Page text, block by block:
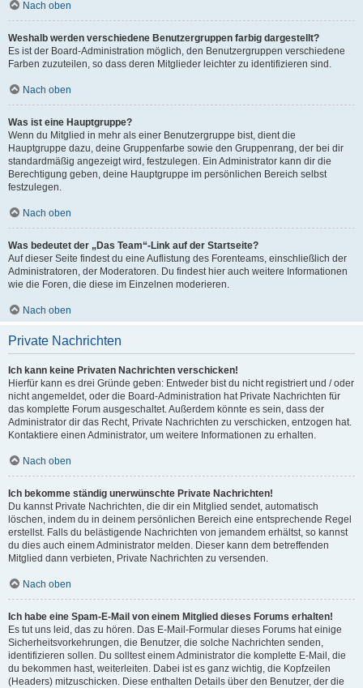
Nach oben
Weshalb werden verschiedene Benutzergruppen farbig dargestellt?
Es ist der Board-Administration möglich, den Benutzergruppen verschiedene
Farben zuzuteilen, so dass deren Mitglieder leichter zu identifizieren sind.
Nach oben
Was ist eine Hauptgruppe?
Wenn du Mitglied in mehr als einer Benutzergruppe bist, dient die
Hauptgruppe dazu, deine Gruppenfarbe sowie den Gruppenrang, der bei dir
standardmäßig angezeigt wird, festzulegen. Ein Administrator kann dir die
Berechtigung geben, deine Hauptgruppe im persönlichen Bereich selbst
festzulegen.
Nach oben
Was bedeutet der „Das Team“-Link auf der Startseite?
Auf dieser Seite findest du eine Auflistung des Forenteams, einschließlich der
Administratoren, der Moderatoren. Du findest hier auch weitere Informationen
wie die Foren, die diese im Einzelnen moderieren.
Nach oben
Private Nachrichten
Ich kann keine Privaten Nachrichten verschicken!
Hierfür kann es drei Gründe geben: Entweder bist du nicht registriert und / oder
nicht angemeldet, oder die Board-Administration hat Private Nachrichten für
das komplette Forum ausgeschaltet. Außerdem könnte es sein, dass der
Administrator dir das Recht, Private Nachrichten zu verschicken, entzogen hat.
Kontaktiere einen Administrator, um weitere Informationen zu erhalten.
Nach oben
Ich bekomme ständig unerwünschte Private Nachrichten!
Du kannst Private Nachrichten, die dir ein Mitglied sendet, automatisch
löschen, indem du in deinem persönlichen Bereich eine entsprechende Regel
erstellst. Falls du belästigende Nachrichten von jemandem erhältst, so kannst
du dies auch einem Administrator melden. Dieser kann dem betreffenden
Mitglied dann verbieten, Private Nachrichten zu versenden.
Nach oben
Ich habe eine Spam-E-Mail von einem Mitglied dieses Forums erhalten!
Es tut uns leid, das zu hören. Das E-Mail-Formular dieses Forums hat einige
Sicherheitsvorkehrungen, die Benutzer, die solche Nachrichten senden,
identifizieren sollen. Du solltest einem Administrator die komplette E-Mail, die
du bekommen hast, weiterleiten. Dabei ist es ganz wichtig, die Kopfzeilen
(Headers) mitzuschicken. Diese enthalten Details über den Benutzer, der die